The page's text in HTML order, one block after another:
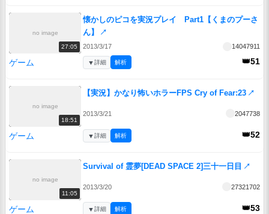
no image
27:05
懐かしのピコを実況プレイ Part1【くまのプーさ
ん】
↗
2013/3/17 14047911
ゲーム 👑51
▼詳細 解析
no image
18:51
【実況】かなり怖いホラーFPS Cry of Fear:23 ↗
2013/3/21 2047738
ゲーム 👑52
▼詳細 解析
no image
11:05
Survival of 霊夢[DEAD SPACE 2]三十一日目 ↗
2013/3/20 27321702
ゲーム 👑53
▼詳細 解析